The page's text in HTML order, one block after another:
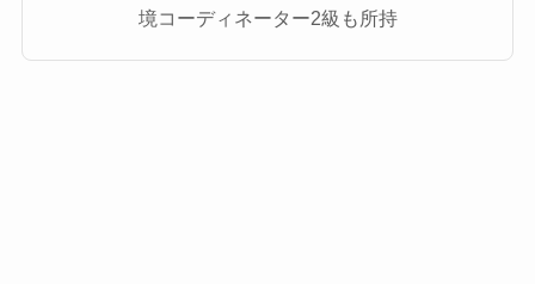
境コーディネーター2級も所持